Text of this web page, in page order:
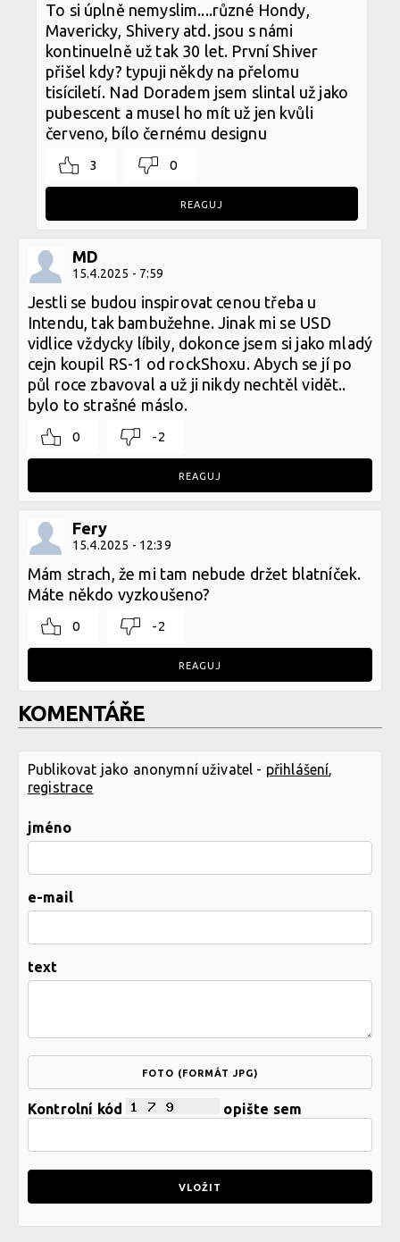
To si úplně nemyslim....různé Hondy,
Mavericky, Shivery atd. jsou s námi
kontinuelně už tak 30 let. První Shiver
přišel kdy? typuji někdy na přelomu
tisíciletí. Nad Doradem jsem slintal už jako
pubescent a musel ho mít už jen kvůli
červeno, bílo černému designu
3 0
REAGUJ
MD
15.4.2025 - 7:59
Jestli se budou inspirovat cenou třeba u
Intendu, tak bambužehne. Jinak mi se USD
vidlice vždycky líbily, dokonce jsem si jako mladý
cejn koupil RS-1 od rockShoxu. Abych se jí po
půl roce zbavoval a už ji nikdy nechtěl vidět..
bylo to strašné máslo.
0 -2
REAGUJ
Fery
15.4.2025 - 12:39
Mám strach, že mi tam nebude držet blatníček.
Máte někdo vyzkoušeno?
0 -2
REAGUJ
KOMENTÁŘE
Publikovat jako anonymní uživatel - přihlášení,
registrace
jméno
e-mail
text
FOTO (FORMÁT JPG)
Kontrolní kód opište sem